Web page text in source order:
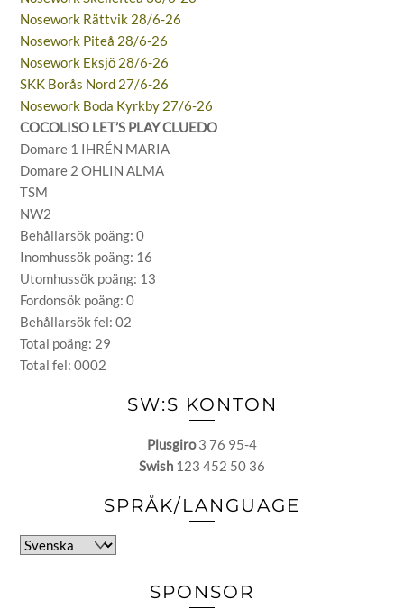
Nosework Rättvik 28/6-26
Nosework Piteå 28/6-26
Nosework Eksjö 28/6-26
SKK Borås Nord 27/6-26
Nosework Boda Kyrkby 27/6-26
COCOLISO LET’S PLAY CLUEDO
Domare 1 IHRÉN MARIA
Domare 2 OHLIN ALMA
TSM
NW2
Behållarsök poäng: 0
Inomhussök poäng: 16
Utomhussök poäng: 13
Fordonsök poäng: 0
Behållarsök fel: 02
Total poäng: 29
Total fel: 0002
SW:S KONTON
Plusgiro3 76 95-4
Swish 123 452 50 36
SPRÅK/LANGUAGE
Välj
SPONSOR